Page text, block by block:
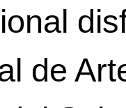
de